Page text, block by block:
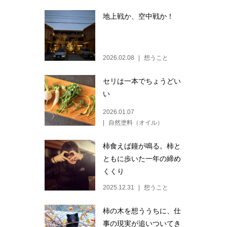
地上戦か、空中戦か！
2026.02.08 想うこと
セリは一本でちょうどい
い
2026.01.07
自然塗料（オイル）
柿食えば鐘が鳴る。柿と
ともに歩いた一年の締め
くくり
2025.12.31 想うこと
柿の木を想ううちに、仕
事の現実が追いついてき